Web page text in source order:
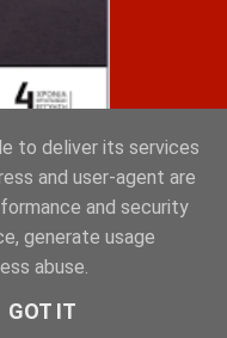
to deliver its services
and user-agent are
and security
generate usage
abuse.
GOT IT